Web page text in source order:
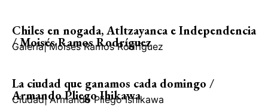
Chiles en nogada, Atltzayanca e Independencia
/ Moisés Ramos Rodríguez
Galería| Moisés Ramos Rodríguez
La ciudad que ganamos cada domingo /
Armando Pliego Ihikawa
Ciudad| Armando Pliego Ishikawa